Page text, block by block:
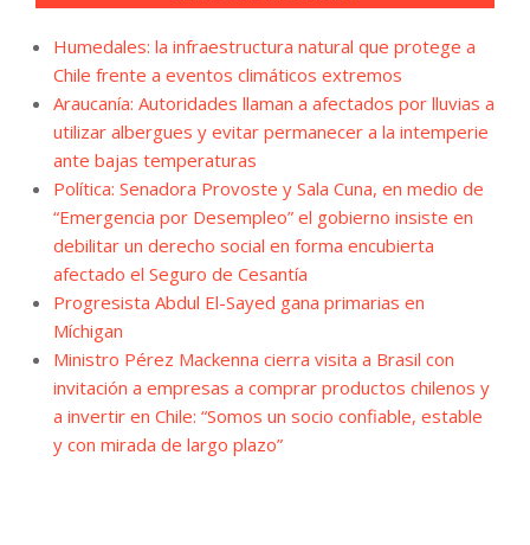
Humedales: la infraestructura natural que protege a
Chile frente a eventos climáticos extremos
Araucanía: Autoridades llaman a afectados por lluvias a
utilizar albergues y evitar permanecer a la intemperie
ante bajas temperaturas
Política: Senadora Provoste y Sala Cuna, en medio de
“Emergencia por Desempleo” el gobierno insiste en
debilitar un derecho social en forma encubierta
afectado el Seguro de Cesantía
Progresista Abdul El-Sayed gana primarias en
Míchigan
Ministro Pérez Mackenna cierra visita a Brasil con
invitación a empresas a comprar productos chilenos y
a invertir en Chile: “Somos un socio confiable, estable
y con mirada de largo plazo”